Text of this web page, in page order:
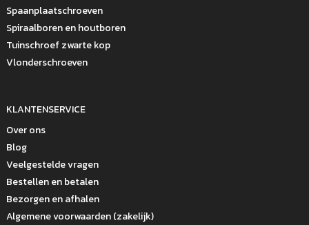
Spaanplaatschroeven
Spiraalboren en houtboren
Tuinschroef zwarte kop
Vlonderschroeven
KLANTENSERVICE
Over ons
Blog
Veelgestelde vragen
Bestellen en betalen
Bezorgen en afhalen
Algemene voorwaarden (zakelijk)